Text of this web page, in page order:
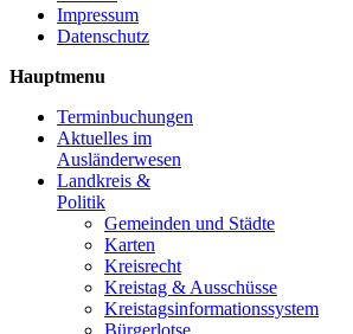
Impressum
Datenschutz
Hauptmenu
Terminbuchungen
Aktuelles im
Ausländerwesen
Landkreis &
Politik
Gemeinden und Städte
Karten
Kreisrecht
Kreistag & Ausschüsse
Kreistagsinformationssystem
Bürgerlotse